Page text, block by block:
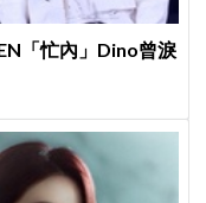
「忙內」Dino曾淚